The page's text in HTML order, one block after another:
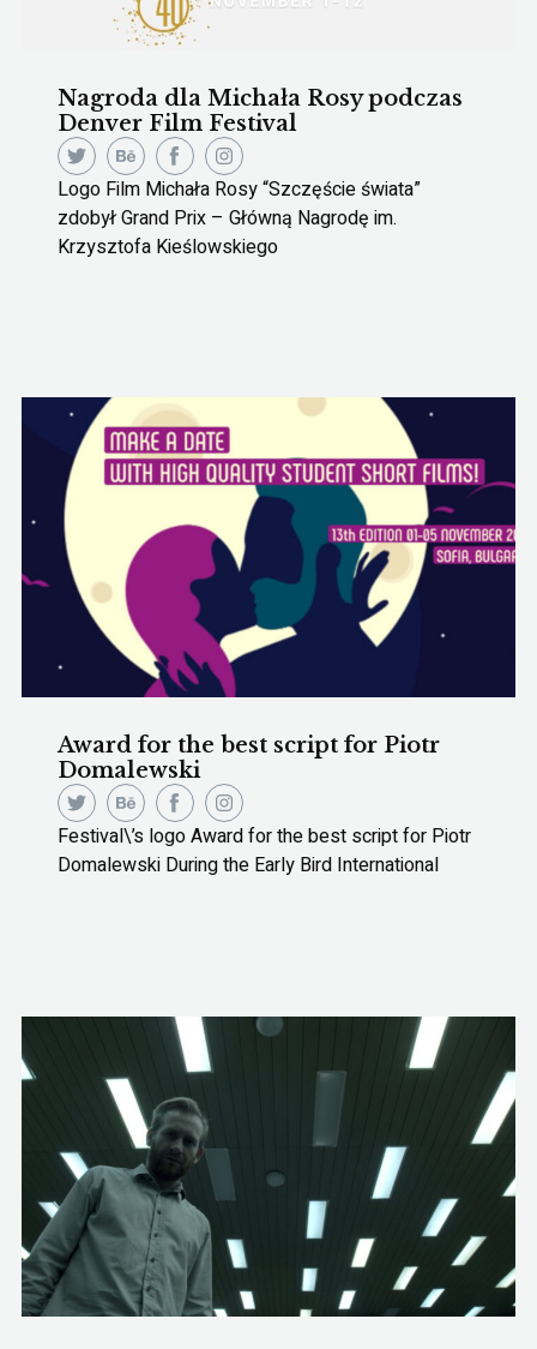
Nagroda dla Michała Rosy podczas
Denver Film Festival
Logo Film Michała Rosy “Szczęście świata”
zdobył Grand Prix – Główną Nagrodę im.
Krzysztofa Kieślowskiego
Award for the best script for Piotr
Domalewski
Festival\’s logo Award for the best script for Piotr
Domalewski During the Early Bird International